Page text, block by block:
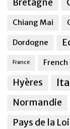
Bretagne
Chiang Mai
Dordogne
France
Hyères
Normandie
Pays de la